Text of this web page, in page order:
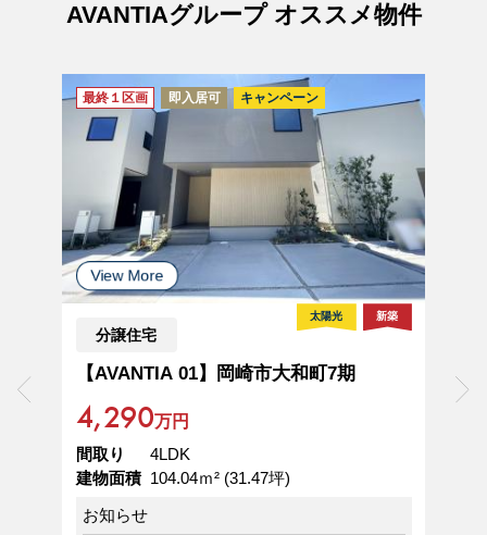
AVANTIAグループ オススメ物件
最終１区画 即入居可 キャンペーン
太陽光 新築
分譲住宅
【AVANTIA 01】岡崎市大和町7期
4,290万円
間取り
4LDK
建物面積 104.04ｍ² (31.47坪)
お知らせ